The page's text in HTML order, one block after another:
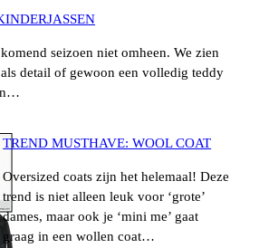
seizoen niet omheen. We zien
detail of gewoon een volledig teddy
TREND MUSTHAVE: WOOL COAT
Oversized coats zijn het helemaal! Deze
trend is niet alleen leuk voor ‘grote’
dames, maar ook je ‘mini me’ gaat
graag in een wollen coat…